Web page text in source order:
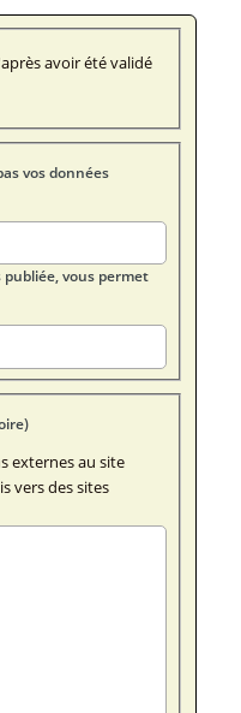
avoir été validé
vos données
publiée, vous permet
externes au site
vers des sites